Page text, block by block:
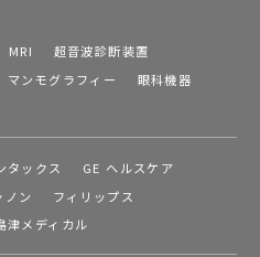
MRI
超音波診断装置
マンモグラフィー
眼科機器
タックス
GE ヘルスケア
ン
フィリップス
津メディカル